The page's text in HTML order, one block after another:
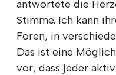
antwortete die
Stimme. Ich kann
Foren, in
Das ist eine
vor, dass jeder